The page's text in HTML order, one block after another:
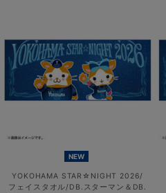
NEW
YOKOHAMA STAR☆NIGHT 2026/
フェイスタオル/DB.スターマン＆DB.